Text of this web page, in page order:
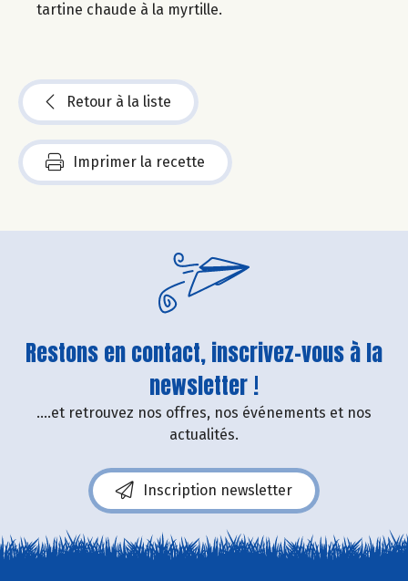
tartine chaude à la myrtille.
Retour à la liste
Imprimer la recette
Restons en contact, inscrivez-vous à la
newsletter !
....et retrouvez nos offres, nos événements et nos
actualités.
Inscription newsletter